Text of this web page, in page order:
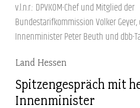
v.l.n.r.: DPVKOM-Chef und Mitglied der
Bundestarifkommission Volker Geyer,
Innenminister Peter Beuth und dbb-
Land Hessen
Spitzengespräch mit
Innenminister